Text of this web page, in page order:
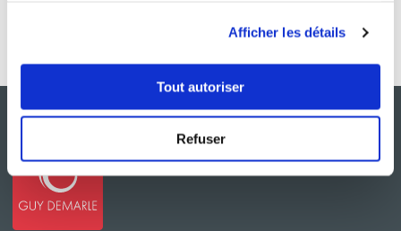
Afficher les détails
Tout autoriser
Refuser